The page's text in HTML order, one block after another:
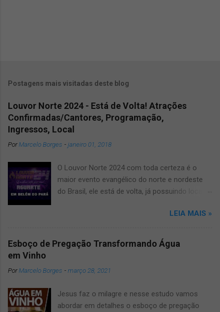
Postagens mais visitadas deste blog
Louvor Norte 2024 - Está de Volta! Atrações
Confirmadas/Cantores, Programação,
Ingressos, Local
PorMarcelo Borges -janeiro 01, 2018
O Louvor Norte 2024 com toda certeza é o
maior evento evangélico do norte e nordeste
do Brasil, ele está de volta, já possuindo local
novíssimo estádio Mangueirão. Informamos
festivais de musicas evangélicas teve que dar
uma pausa, mas agora voltará a todo vapor,
os amigos este artigo que aqui mesmo,
sobre o louvor norte 2024 um dos maiores
eventos gospel do Brasil. O Louvor norte ano
LEIA MAIS »
Esboço de Pregação Transformando Água
em Vinho
PorMarcelo Borges -março 28, 2021
Jesus faz o milagre e nesse estudo vamos
abordar em detalhes o esboço de pregação